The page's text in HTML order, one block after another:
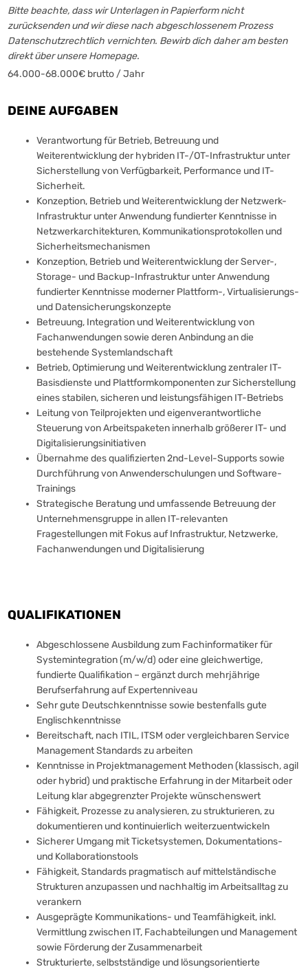
Bitte beachte, dass wir Unterlagen in Papierform nicht
zurücksenden und wir diese nach abgeschlossenem Prozess
Datenschutzrechtlich vernichten. Bewirb dich daher am besten
direkt über unsere Homepage.
64.000-68.000€ brutto / Jahr
DEINE AUFGABEN
Verantwortung für Betrieb, Betreuung und
Weiterentwicklung der hybriden IT-/OT-Infrastruktur unter
Sicherstellung von Verfügbarkeit, Performance und IT-
Sicherheit.
Konzeption, Betrieb und Weiterentwicklung der Netzwerk-
Infrastruktur unter Anwendung fundierter Kenntnisse in
Netzwerkarchitekturen, Kommunikationsprotokollen und
Sicherheitsmechanismen
Konzeption, Betrieb und Weiterentwicklung der Server-,
Storage- und Backup-Infrastruktur unter Anwendung
fundierter Kenntnisse moderner Plattform-, Virtualisierungs-
und Datensicherungskonzepte
Betreuung, Integration und Weiterentwicklung von
Fachanwendungen sowie deren Anbindung an die
bestehende Systemlandschaft
Betrieb, Optimierung und Weiterentwicklung zentraler IT-
Basisdienste und Plattformkomponenten zur Sicherstellung
eines stabilen, sicheren und leistungsfähigen IT-Betriebs
Leitung von Teilprojekten und eigenverantwortliche
Steuerung von Arbeitspaketen innerhalb größerer IT- und
Digitalisierungsinitiativen
Übernahme des qualifizierten 2nd-Level-Supports sowie
Durchführung von Anwenderschulungen und Software-
Trainings
Strategische Beratung und umfassende Betreuung der
Unternehmensgruppe in allen IT-relevanten
Fragestellungen mit Fokus auf Infrastruktur, Netzwerke,
Fachanwendungen und Digitalisierung
QUALIFIKATIONEN
Abgeschlossene Ausbildung zum Fachinformatiker für
Systemintegration (m/w/d) oder eine gleichwertige,
fundierte Qualifikation – ergänzt durch mehrjährige
Berufserfahrung auf Expertenniveau
Sehr gute Deutschkenntnisse sowie bestenfalls gute
Englischkenntnisse
Bereitschaft, nach ITIL, ITSM oder vergleichbaren Service
Management Standards zu arbeiten
Kenntnisse in Projektmanagement Methoden (klassisch, agil
oder hybrid) und praktische Erfahrung in der Mitarbeit oder
Leitung klar abgegrenzter Projekte wünschenswert
Fähigkeit, Prozesse zu analysieren, zu strukturieren, zu
dokumentieren und kontinuierlich weiterzuentwickeln
Sicherer Umgang mit Ticketsystemen, Dokumentations-
und Kollaborationstools
Fähigkeit, Standards pragmatisch auf mittelständische
Strukturen anzupassen und nachhaltig im Arbeitsalltag zu
verankern
Ausgeprägte Kommunikations- und Teamfähigkeit, inkl.
Vermittlung zwischen IT, Fachabteilungen und Management
sowie Förderung der Zusammenarbeit
Strukturierte, selbstständige und lösungsorientierte